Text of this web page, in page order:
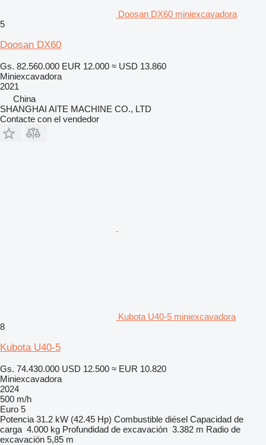
Doosan DX60 miniexcavadora
5
Doosan DX60
Gs. 82.560.000 EUR 12.000 ≈ USD 13.860
Miniexcavadora
2021
China
SHANGHAI AITE MACHINE CO., LTD
Contacte con el vendedor
Kubota U40-5 miniexcavadora
8
Kubota U40-5
Gs. 74.430.000 USD 12.500 ≈ EUR 10.820
Miniexcavadora
2024
500 m/h
Euro 5
Potencia 31.2 kW (42.45 Hp) Combustible diésel Capacidad de
carga 4.000 kg Profundidad de excavación 3.382 m Radio de
excavación 5,85 m